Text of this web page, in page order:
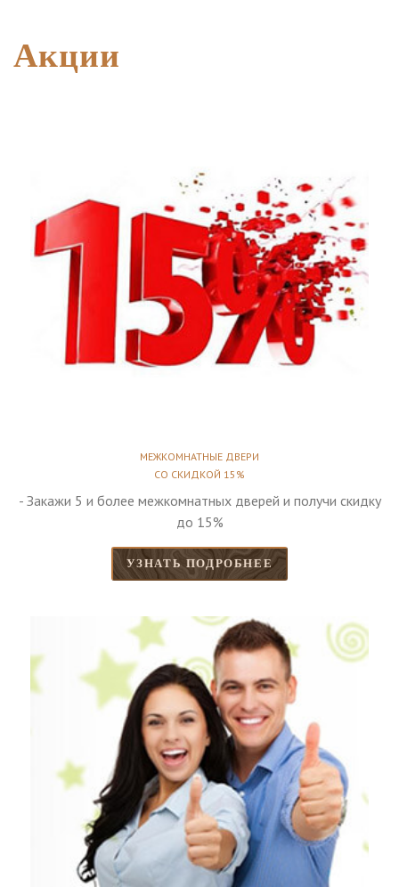
Акции
МЕЖКОМНАТНЫЕ ДВЕРИ
СО СКИДКОЙ 15%
- Закажи 5 и более межкомнатных дверей и получи скидку
до 15%
УЗНАТЬ ПОДРОБНЕЕ